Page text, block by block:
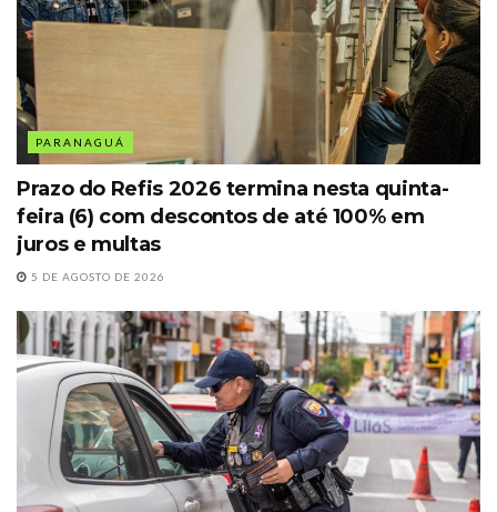
PARANAGUÁ
Prazo do Refis 2026 termina nesta quinta-
feira (6) com descontos de até 100% em
juros e multas
5 DE AGOSTO DE 2026